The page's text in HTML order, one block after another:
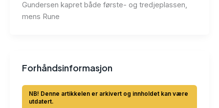
Gundersen kapret både første- og tredjeplassen,
mens Rune
Forhåndsinformasjon